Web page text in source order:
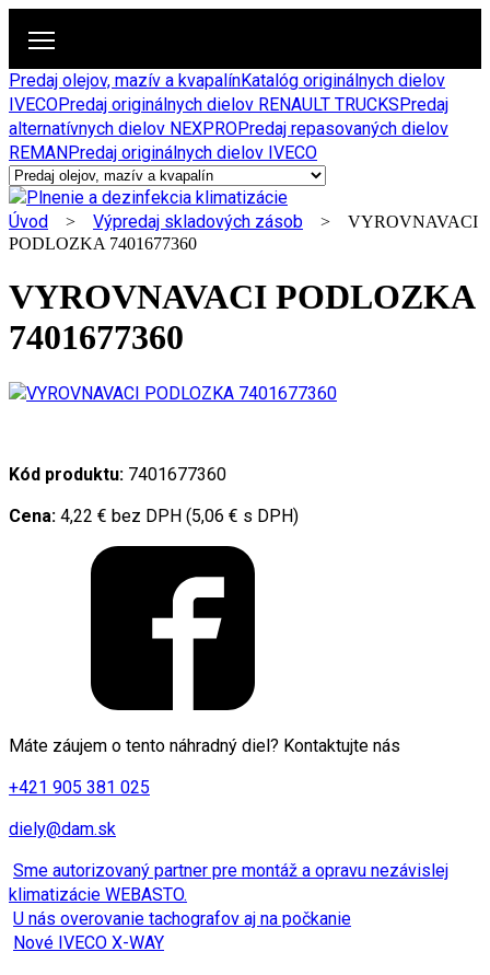
Predaj olejov, mazív a kvapalínKatalóg originálnych dielov
IVECOPredaj originálnych dielov RENAULT TRUCKSPredaj
alternatívnych dielov NEXPROPredaj repasovaných dielov
REMANPredaj originálnych dielov IVECO
Úvod > Výpredaj skladových zásob > VYROVNAVACI
PODLOZKA 7401677360
VYROVNAVACI PODLOZKA
7401677360
Kód produktu: 7401677360
Cena: 4,22 € bez DPH (5,06 € s DPH)
Máte záujem o tento náhradný diel? Kontaktujte nás
+421 905 381 025
diely@dam.sk
Sme autorizovaný partner pre montáž a opravu nezávislej
klimatizácie WEBASTO.
U nás overovanie tachografov aj na počkanie
Nové IVECO X-WAY